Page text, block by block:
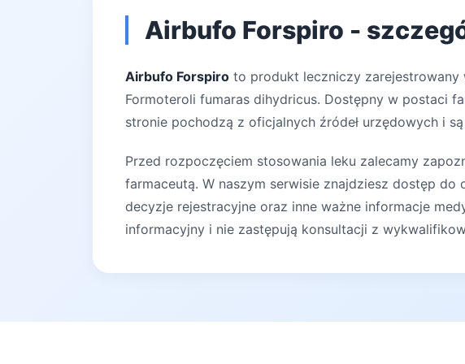
Airbufo Forspiro -
Airbufo Forspiro to produkt leczniczy zarejestrowany
Formoteroli fumaras dihydricus. Dostępny w postaci
stronie pochodzą z oficjalnych źródeł urzędowych i
Przed rozpoczęciem stosowania leku zalecamy
farmaceutą. W naszym serwisie znajdziesz dostęp
decyzje rejestracyjne oraz inne ważne informacje
informacyjny i nie zastępują konsultacji z